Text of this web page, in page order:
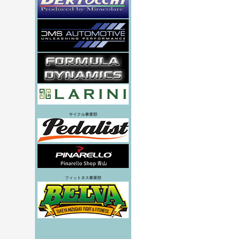
サイクル事業部
フィットネス事業部